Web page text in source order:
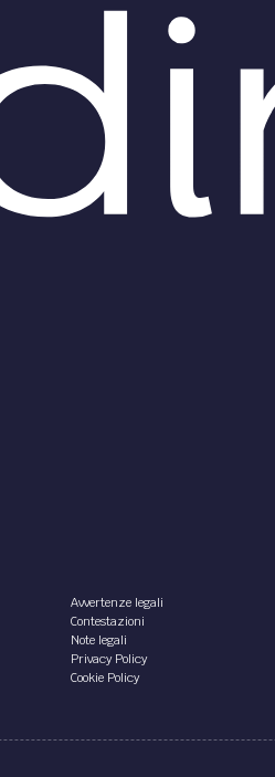
Avvertenze legali
Contestazioni
Note legali
Privacy Policy
Cookie Policy